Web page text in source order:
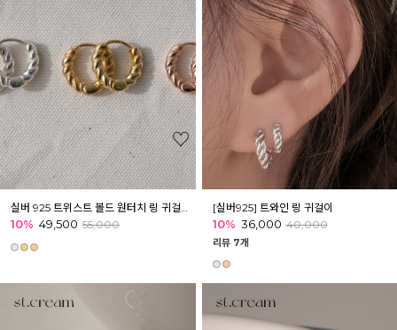
실버 925 트위스트 볼드 원터치 링 귀걸이 (한쌍)
10% 49,500 55,000
[실버925] 트와인 링 귀걸이
10% 36,000 40,000
리뷰 7개